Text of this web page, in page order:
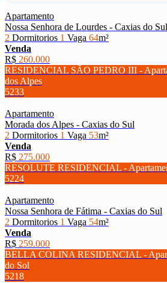
Apartamento
Nossa Senhora de Lourdes - Caxias do Sul
2 Dormitorios 1 Vaga 64m²
Venda
R$ 260.000
RESIDENCIAL SÃO PEDRO III -
dos Alpes
5233
Apartamento
Morada dos Alpes - Caxias do Sul
2 Dormitorios 1 Vaga 53m²
Venda
R$ 275.000
RESOLUTE RESIDENCIAL -
5224
Apartamento
Nossa Senhora de Fátima - Caxias do Sul
2 Dormitorios 1 Vaga 54m²
Venda
R$ 259.000
BELLA COLINA RESIDENCIAL -
do Sol
5218